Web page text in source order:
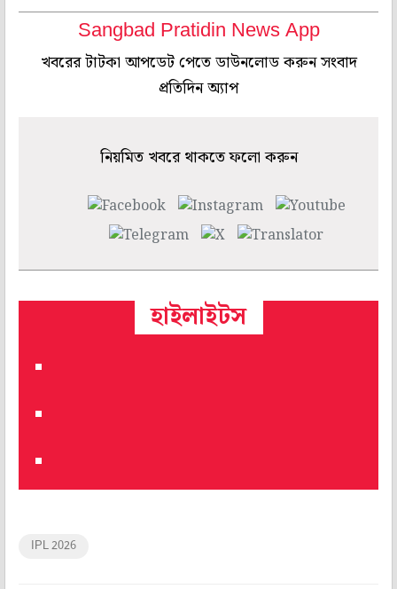
Sangbad Pratidin News App
খবরের টাটকা আপডেট পেতে ডাউনলোড করুন সংবাদ
প্রতিদিন অ্যাপ
নিয়মিত খবরে থাকতে ফলো করুন
হাইলাইটস
IPL 2026